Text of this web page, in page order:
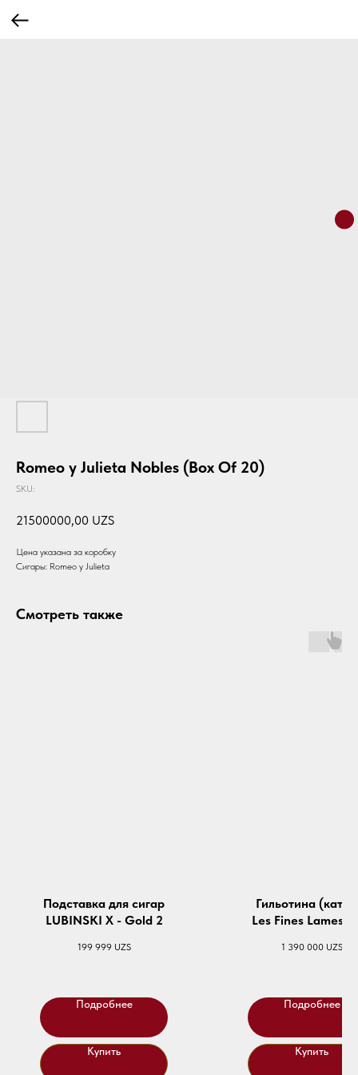
Romeo y Julieta Nobles (Box Of 20)
SKU:
21500000,00 UZS
Цена указана за коробку
Сигары: Romeo y Julieta
Смотреть также
Подставка для сигар
LUBINSKI X - Gold 2
199 999 UZS
Подробнее
Купить
Гильотина
Les Fines Lames
1 390 000 UZS
Подробнее
Купить